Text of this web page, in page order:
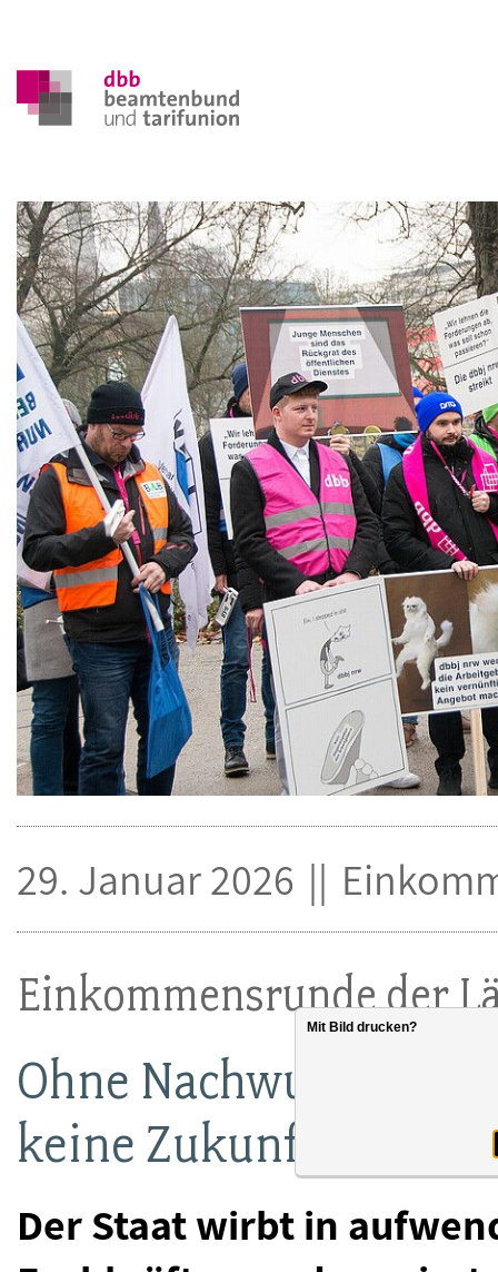
Einkommensrunde der
Ohne
keine Zukunft
Der Staat wirbt in
29. Januar 2026
Mit Bild drucken?